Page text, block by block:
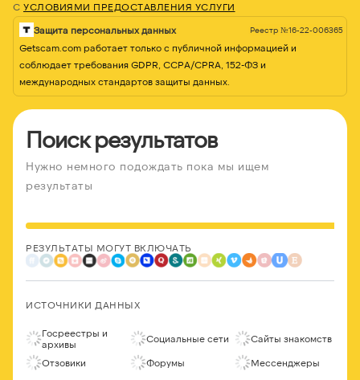
С УСЛОВИЯМИ ПРЕДОСТАВЛЕНИЯ УСЛУГИ
Защита персональных данных Реестр №16-22-006365
Getscam.com работает только с публичной информацией и
соблюдает требования GDPR, CCPA/CPRA, 152-ФЗ и
международных стандартов защиты данных.
Поиск результатов
Нужно немного подождать пока мы ищем
результаты
РЕЗУЛЬТАТЫ МОГУТ ВКЛЮЧАТЬ
ИСТОЧНИКИ ДАННЫХ
Госреестры и
архивы
Социальные сети Сайты знакомств
Отзовики Форумы Мессенджеры